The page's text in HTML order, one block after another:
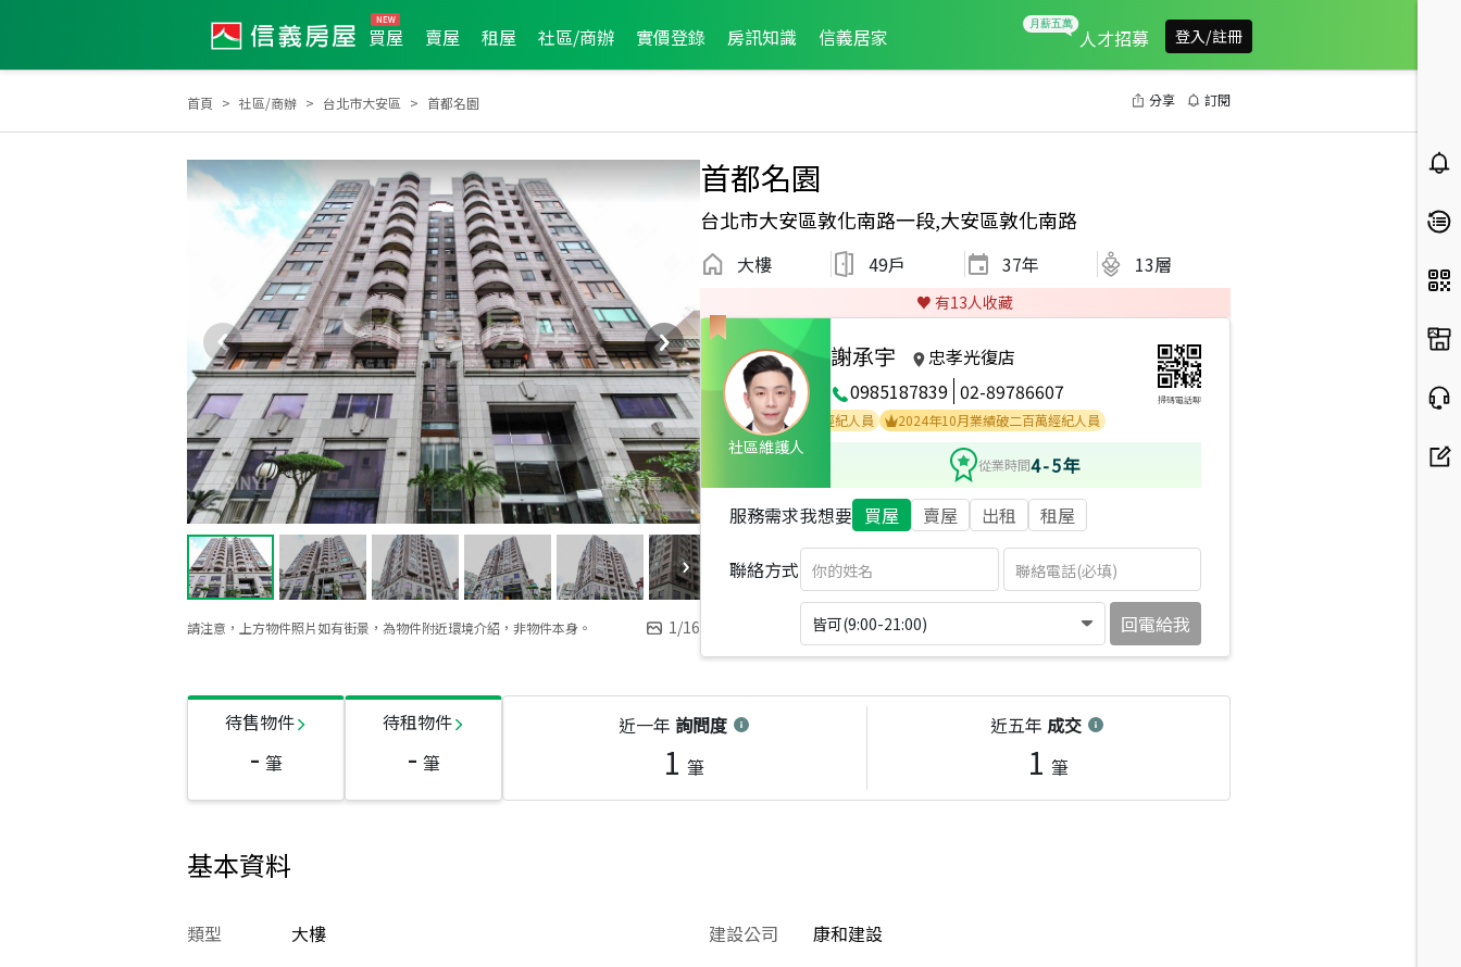
買屋 賣屋 租屋 社區/商辦 實價登錄 房訊知識 信義居家 人才招募 登入/註冊
首頁 社區/商辦 台北市大安區 首都名園 分享 訂閱
請注意，上方物件照片如有街景，為物件附近環境介紹，非物件本身。 1/16
首都名園
台北市大安區敦化南路一段,大安區敦化南路
大樓 49戶 37年 13層
♥️ 有13人收藏
社區維護人
謝承宇
忠孝光復店
0985187839 02-89786607 掃碼電話聊
2025年1月區業績TOP2 2024年10月區業績TOP1 2025年1月區成件TOP3 2025年1月業績破二百萬經紀人員 2024年10月業績破二百萬經紀人員
從業時間4-5年
服務需求我想要 買屋 賣屋 出租 租屋
聯絡方式
皆可(9:00-21:00) 回電給我
待售物件
- 筆
待租物件
- 筆
近一年 詢問度
1 筆
近五年 成交
1 筆
基本資料
類型
大樓
建設公司
康和建設